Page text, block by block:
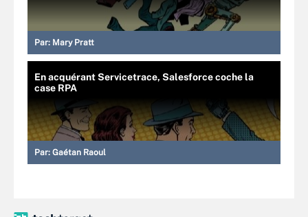
Par: Mary Pratt
En acquérant Servicetrace, Salesforce coche la
case RPA
Par: Gaétan Raoul